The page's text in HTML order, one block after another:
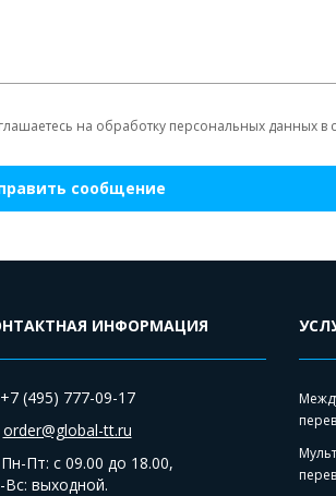
на обработку персональных данных в
сообщение
ИНФОРМАЦИЯ
+7 (495) 777-09-17
order@global-tt.ru
Пн-Пт: с 09.00 до 18.00,
Вс: выходной.